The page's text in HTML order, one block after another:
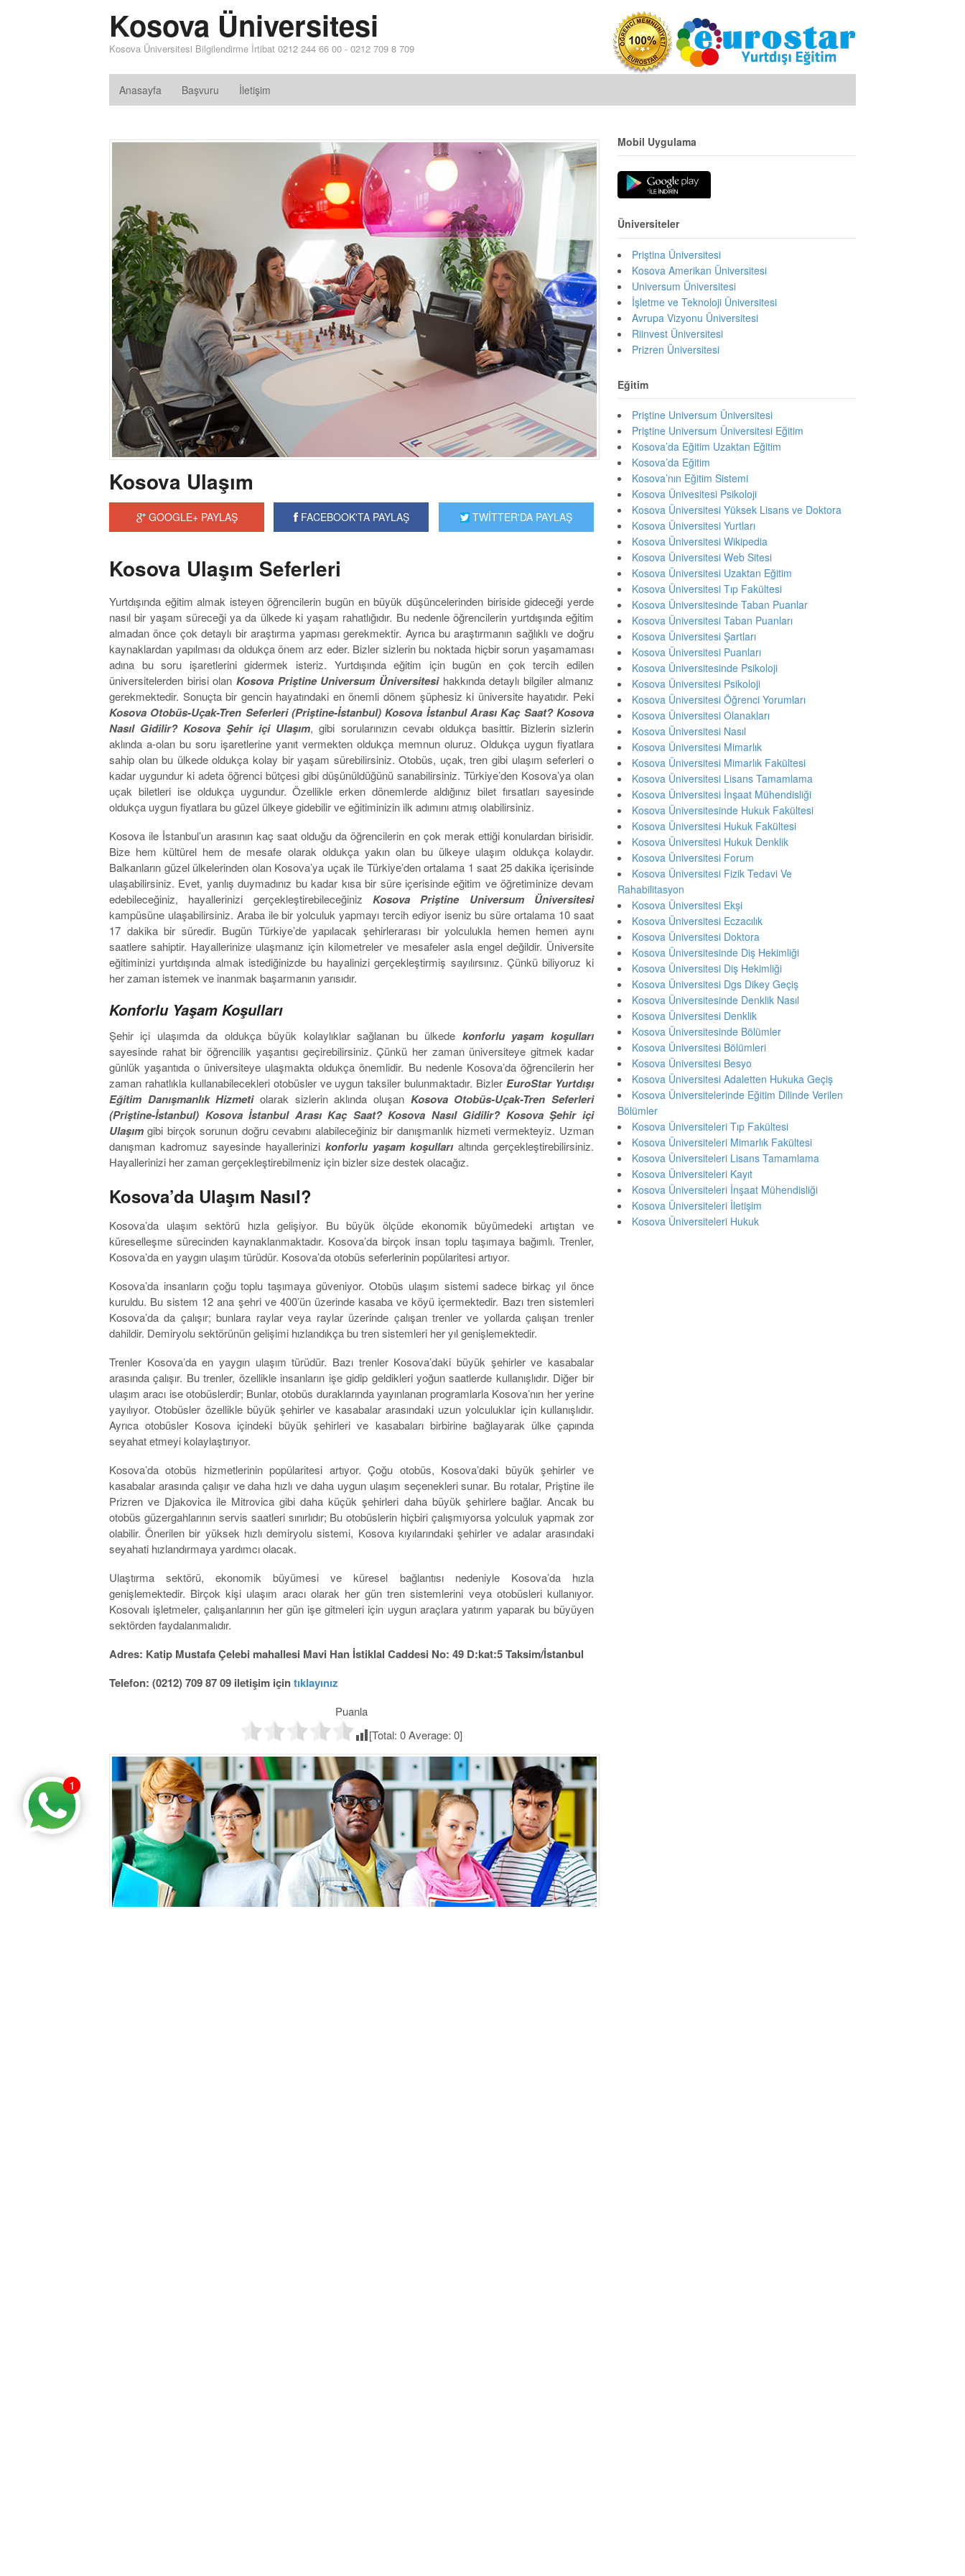
Kosova Üniversitesi
Kosova Üniversitesi Bilgilendirme İrtibat 0212 244 66 00 - 0212 709 8 709
Anasayfa Başvuru İletişim
Kosova Ulaşım
GOOGLE+ PAYLAŞ FACEBOOK'TA PAYLAŞ TWİTTER'DA PAYLAŞ
Kosova Ulaşım Seferleri
Yurtdışında eğitim almak isteyen öğrencilerin bugün en büyük düşüncelerinden biriside gideceği yerde
nasıl bir yaşam süreceği ya da ülkede ki yaşam rahatlığıdır. Bu nedenle öğrencilerin yurtdışında eğitim
almadan önce çok detaylı bir araştırma yapması gerekmektir. Ayrıca bu araştırmanın sağlıklı ve doğru
kaynaklardan yapılması da oldukça önem arz eder. Bizler sizlerin bu noktada hiçbir sorun yaşamaması
adına bu soru işaretlerini gidermek isteriz. Yurtdışında eğitim için bugün en çok tercih edilen
üniversitelerden birisi olanKosova Priştine Universum Üniversitesihakkında detaylı bilgiler almanız
gerekmektedir. Sonuçta bir gencin hayatındaki en önemli dönem şüphesiz ki üniversite hayatıdır. Peki
Kosova Otobüs-Uçak-Tren Seferleri (Priştine-İstanbul) Kosova İstanbul Arası Kaç Saat? Kosova
Nasıl Gidilir? Kosova Şehir içi Ulaşım, gibi sorularınızın cevabı oldukça basittir. Bizlerin sizlerin
aklında a-olan bu soru işaretlerine yanıt vermekten oldukça memnun oluruz. Oldukça uygun fiyatlara
sahip olan bu ülkede oldukça kolay bir yaşam sürebilirsiniz. Otobüs, uçak, tren gibi ulaşım seferleri o
kadar uygundur ki adeta öğrenci bütçesi gibi düşünüldüğünü sanabilirsiniz. Türkiye’den Kosova’ya olan
uçak biletleri ise oldukça uygundur. Özellikle erken dönemlerde aldığınız bilet fırsatları sayesinde
oldukça uygun fiyatlara bu güzel ülkeye gidebilir ve eğitiminizin ilk adımını atmış olabilirsiniz.
Kosova ile İstanbul’un arasının kaç saat olduğu da öğrencilerin en çok merak ettiği konulardan birisidir.
Bize hem kültürel hem de mesafe olarak oldukça yakın olan bu ülkeye ulaşım oldukça kolaydır.
Balkanların güzel ülkelerinden olan Kosova’ya uçak ile Türkiye’den ortalama 1 saat 25 dakika içerisinde
ulaşabilirsiniz. Evet, yanlış duymadınız bu kadar kısa bir süre içerisinde eğitim ve öğretiminize devam
edebileceğiniz, hayallerinizi gerçekleştirebileceğiniz Kosova Priştine Universum Üniversitesi
kampüsüne ulaşabilirsiniz. Araba ile bir yolculuk yapmayı tercih ediyor iseniz bu süre ortalama 10 saat
17 dakika bir süredir. Bugün Türkiye’de yapılacak şehirlerarası bir yolculukla hemen hemen aynı
saatlere sahiptir. Hayallerinize ulaşmanız için kilometreler ve mesafeler asla engel değildir. Üniversite
eğitiminizi yurtdışında almak istediğinizde bu hayalinizi gerçekleştirmiş sayılırsınız. Çünkü biliyoruz ki
her zaman istemek ve inanmak başarmanın yarısıdır.
Konforlu Yaşam Koşulları
Şehir içi ulaşımda da oldukça büyük kolaylıklar sağlanan bu ülkede konforlu yaşam koşulları
sayesinde rahat bir öğrencilik yaşantısı geçirebilirsiniz. Çünkü her zaman üniversiteye gitmek kadar
günlük yaşantıda o üniversiteye ulaşmakta oldukça önemlidir. Bu nedenle Kosova’da öğrencilerin her
zaman rahatlıkla kullanabilecekleri otobüsler ve uygun taksiler bulunmaktadır. Bizler EuroStar Yurtdışı
Eğitim Danışmanlık Hizmetiolarak sizlerin aklında oluşan Kosova Otobüs-Uçak-Tren Seferleri
(Priştine-İstanbul) Kosova İstanbul Arası Kaç Saat? Kosova Nasıl Gidilir? Kosova Şehir içi
Ulaşımgibi birçok sorunun doğru cevabını alabileceğiniz bir danışmanlık hizmeti vermekteyiz. Uzman
danışman kadromuz sayesinde hayallerinizi konforlu yaşam koşullarıaltında gerçekleştirebilirsiniz.
Hayallerinizi her zaman gerçekleştirebilmeniz için bizler size destek olacağız.
Kosova’da Ulaşım Nasıl?
Kosova’da ulaşım sektörü hızla gelişiyor. Bu büyük ölçüde ekonomik büyümedeki artıştan ve
küreselleşme sürecinden kaynaklanmaktadır. Kosova’da birçok insan toplu taşımaya bağımlı. Trenler,
Kosova’da en yaygın ulaşım türüdür. Kosova’da otobüs seferlerinin popülaritesi artıyor.
Kosova’da insanların çoğu toplu taşımaya güveniyor. Otobüs ulaşım sistemi sadece birkaç yıl önce
kuruldu. Bu sistem 12 ana şehri ve 400’ün üzerinde kasaba ve köyü içermektedir. Bazı tren sistemleri
Kosova’da da çalışır; bunlara raylar veya raylar üzerinde çalışan trenler ve yollarda çalışan trenler
dahildir. Demiryolu sektörünün gelişimi hızlandıkça bu tren sistemleri her yıl genişlemektedir.
Trenler Kosova’da en yaygın ulaşım türüdür. Bazı trenler Kosova’daki büyük şehirler ve kasabalar
arasında çalışır. Bu trenler, özellikle insanların işe gidip geldikleri yoğun saatlerde kullanışlıdır. Diğer bir
ulaşım aracı ise otobüslerdir; Bunlar, otobüs duraklarında yayınlanan programlarla Kosova’nın her yerine
yayılıyor. Otobüsler özellikle büyük şehirler ve kasabalar arasındaki uzun yolculuklar için kullanışlıdır.
Ayrıca otobüsler Kosova içindeki büyük şehirleri ve kasabaları birbirine bağlayarak ülke çapında
seyahat etmeyi kolaylaştırıyor.
Kosova’da otobüs hizmetlerinin popülaritesi artıyor. Çoğu otobüs, Kosova’daki büyük şehirler ve
kasabalar arasında çalışır ve daha hızlı ve daha uygun ulaşım seçenekleri sunar. Bu rotalar, Priştine ile
Prizren ve Djakovica ile Mitrovica gibi daha küçük şehirleri daha büyük şehirlere bağlar. Ancak bu
otobüs güzergahlarının servis saatleri sınırlıdır; Bu otobüslerin hiçbiri çalışmıyorsa yolculuk yapmak zor
olabilir. Önerilen bir yüksek hızlı demiryolu sistemi, Kosova kıyılarındaki şehirler ve adalar arasındaki
seyahati hızlandırmaya yardımcı olacak.
Ulaştırma sektörü, ekonomik büyümesi ve küresel bağlantısı nedeniyle Kosova’da hızla
genişlemektedir. Birçok kişi ulaşım aracı olarak her gün tren sistemlerini veya otobüsleri kullanıyor.
Kosovalı işletmeler, çalışanlarının her gün işe gitmeleri için uygun araçlara yatırım yaparak bu büyüyen
sektörden faydalanmalıdır.
Adres: Katip Mustafa Çelebi mahallesi Mavi Han İstiklal Caddesi No: 49 D:kat:5 Taksim/İstanbul
Telefon: (0212) 709 87 09 iletişim içintıklayınız
Puanla
[Total:0Average:0]
Mobil Uygulama
Üniversiteler
Priştina Üniversitesi
Kosova Amerikan Üniversitesi
Universum Üniversitesi
İşletme ve Teknoloji Üniversitesi
Avrupa Vizyonu Üniversitesi
Riinvest Üniversitesi
Prizren Üniversitesi
Eğitim
Priştine Universum Üniversitesi
Priştine Universum Üniversitesi Eğitim
Kosova’da Eğitim Uzaktan Eğitim
Kosova’da Eğitim
Kosova’nın Eğitim Sistemi
Kosova Ünivesitesi Psikoloji
Kosova Üniversitesi Yüksek Lisans ve Doktora
Kosova Üniversitesi Yurtları
Kosova Üniversitesi Wikipedia
Kosova Üniversitesi Web Sitesi
Kosova Üniversitesi Uzaktan Eğitim
Kosova Üniversitesi Tıp Fakültesi
Kosova Üniversitesinde Taban Puanlar
Kosova Üniversitesi Taban Puanları
Kosova Üniversitesi Şartları
Kosova Üniversitesi Puanları
Kosova Üniversitesinde Psikoloji
Kosova Üniversitesi Psikoloji
Kosova Üniversitesi Öğrenci Yorumları
Kosova Üniversitesi Olanakları
Kosova Üniversitesi Nasıl
Kosova Üniversitesi Mimarlık
Kosova Üniversitesi Mimarlık Fakültesi
Kosova Üniversitesi Lisans Tamamlama
Kosova Üniversitesi İnşaat Mühendisliği
Kosova Üniversitesinde Hukuk Fakültesi
Kosova Üniversitesi Hukuk Fakültesi
Kosova Üniversitesi Hukuk Denklik
Kosova Üniversitesi Forum
Kosova Üniversitesi Fizik Tedavi Ve
Rahabilitasyon
Kosova Üniversitesi Ekşi
Kosova Üniversitesi Eczacılık
Kosova Üniversitesi Doktora
Kosova Üniversitesinde Diş Hekimliği
Kosova Üniversitesi Diş Hekimliği
Kosova Üniversitesi Dgs Dikey Geçiş
Kosova Üniversitesinde Denklik Nasıl
Kosova Üniversitesi Denklik
Kosova Üniversitesinde Bölümler
Kosova Üniversitesi Bölümleri
Kosova Üniversitesi Besyo
Kosova Üniversitesi Adaletten Hukuka Geçiş
Kosova Üniversitelerinde Eğitim Dilinde Verilen
Bölümler
Kosova Üniversiteleri Tıp Fakültesi
Kosova Üniversiteleri Mimarlık Fakültesi
Kosova Üniversiteleri Lisans Tamamlama
Kosova Üniversiteleri Kayıt
Kosova Üniversiteleri İnşaat Mühendisliği
Kosova Üniversiteleri İletişim
Kosova Üniversiteleri Hukuk
1